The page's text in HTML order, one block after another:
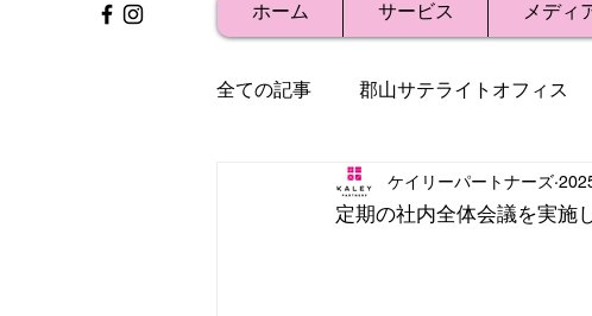
ホーム サービス メディ
全ての記事 郡山サテライトオフィス
社内研修 事例紹介 プレスリ
定期の社内全体会議を実施
ケイリーパートナーズ